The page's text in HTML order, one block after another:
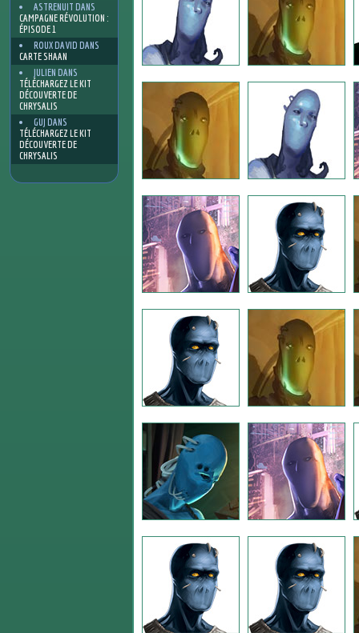
ASTRENUIT DANS
CAMPAGNE RÉVOLUTION :
ÉPISODE 1
ROUX DAVID DANS
CARTE SHAAN
JULIEN DANS
TÉLÉCHARGEZ LE KIT
DÉCOUVERTE DE
CHRYSALIS
GUJ DANS
TÉLÉCHARGEZ LE KIT
DÉCOUVERTE DE
CHRYSALIS